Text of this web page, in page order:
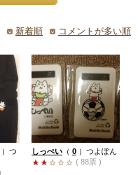
新着順 コメントが多い順
） つ
しっぺい （ 0 ） つよぽん
( 88票 )